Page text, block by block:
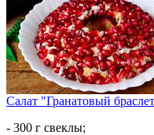
Салат "Гранатовый
- 300 г свеклы;